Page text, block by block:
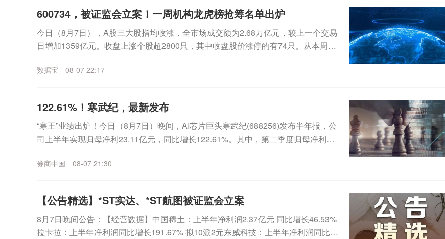
600734，被证监会立案！一周机构龙虎榜抢筹名单出炉
今日（8月7日），A股三大股指均收涨，全市场成交额为2.68万亿元，较上一个交易
日增加1359亿元。收盘上涨个股超2800只，其中收盘股价涨停的有74只。从本周的
数据宝 08-07 22:17
122.61%！寒武纪，最新发布
“寒王”业绩出炉！今日（8月7日）晚间，AI芯片巨头寒武纪(688256)发布半年报，公
司上半年实现归母净利23.11亿元，同比增长122.61%。其中，第二季度归母净利为
券商中国 08-07 21:30
【公告精选】*ST实达、*ST航图被证监会立案
8月7日晚间公告：【经营数据】中国稀土：上半年净利润2.37亿元 同比增长46.53%
拉卡拉：上半年净利润同比增长191.67% 拟10派2元东威科技：上半年净利润同比增